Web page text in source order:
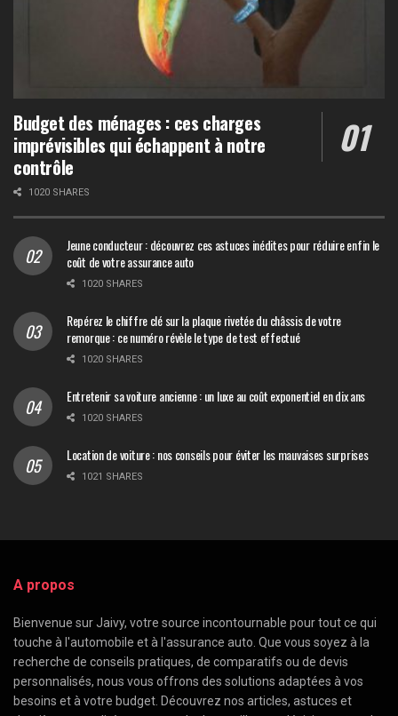
Budget des ménages : ces charges
imprévisibles qui échappent à notre
contrôle
1020 SHARES
Jeune conducteur : découvrez ces astuces inédites pour réduire enfin le
coût de votre assurance auto
1020 SHARES
Repérez le chiffre clé sur la plaque rivetée du châssis de votre
remorque : ce numéro révèle le type de test effectué
1020 SHARES
Entretenir sa voiture ancienne : un luxe au coût exponentiel en dix ans
1020 SHARES
Location de voiture : nos conseils pour éviter les mauvaises surprises
1021 SHARES
A propos
Bienvenue sur Jaivy, votre source incontournable pour tout ce qui
touche à l'automobile et à l'assurance auto. Que vous soyez à la
recherche de conseils pratiques, de comparatifs ou de devis
personnalisés, nous vous offrons des solutions adaptées à vos
besoins et à votre budget. Découvrez nos articles, astuces et